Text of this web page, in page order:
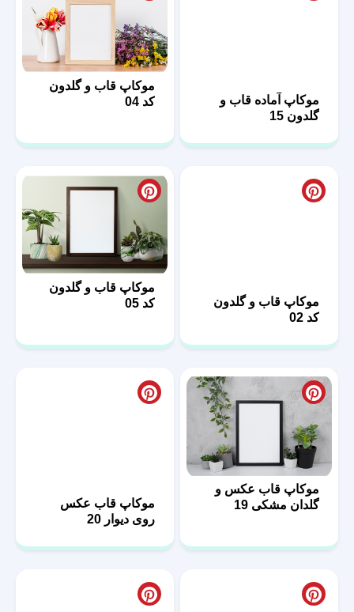
موکاپ آماده قاب و
گلدون 15
موکاپ قاب و گلدون
کد 04
موکاپ قاب و گلدون
کد 02
موکاپ قاب و گلدون
کد 05
موکاپ قاب عکس و
گلدان مشکی 19
روی دیوار 20